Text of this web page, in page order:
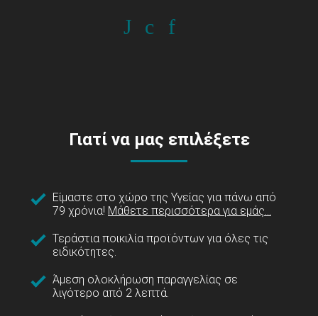
Γιατί να μας επιλέξετε
Είμαστε στο χώρο της Υγείας για πάνω από
79 χρόνια! Μάθετε περισσότερα για εμάς...
Τεράστια ποικιλία προϊόντων για όλες τις
ειδικότητες.
Άμεση ολοκλήρωση παραγγελίας σε
λιγότερο από 2 λεπτά.